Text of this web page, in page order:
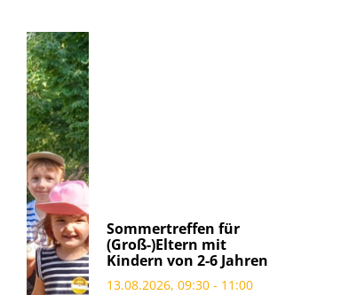
Sommertreffen für
(Groß-)Eltern mit
Kindern von 2-6 Jahren
13.08.2026, 09:30 - 11:00